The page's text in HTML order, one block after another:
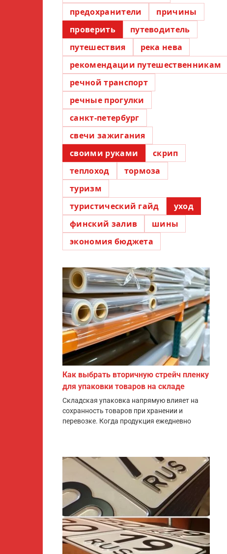
предохранители
причины
проверить
путеводитель
путешествия
река нева
рекомендации путешественникам
речной транспорт
речные прогулки
санкт-петербург
свечи зажигания
своими руками
скрип
теплоход
тормоза
туризм
туристический гайд
уход
финский залив
шины
экономия бюджета
Как выбрать вторичную стрейч пленку
для упаковки товаров на складе
Складская упаковка напрямую влияет на
сохранность товаров при хранении и
перевозке. Когда продукция ежедневно